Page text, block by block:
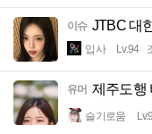
이슈 JTBC 대
입사 Lv.94
유머 제주도행
슬기로움